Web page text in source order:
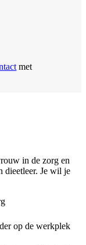
met
in de zorg en
dieetleer. Je wil je
op de werkplek